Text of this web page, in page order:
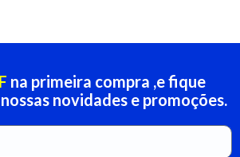
na primeira compra ,e fique
novidades e promoções.